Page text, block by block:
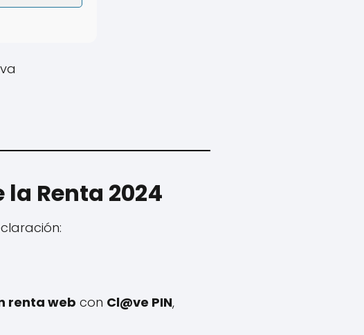
Renta 2024
renta web con Cl@ve PIN,